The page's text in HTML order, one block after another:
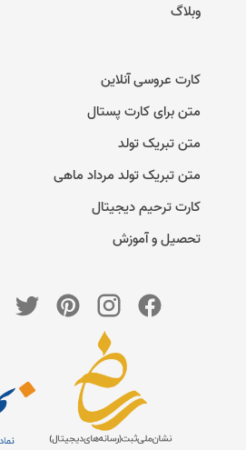
وبلاگ
کارت عروسی آنلاین
متن برای کارت پستال
متن تبریک تولد
متن تبریک تولد مرداد ماهی
کارت ترحیم دیجیتال
تحصیل و آموزش